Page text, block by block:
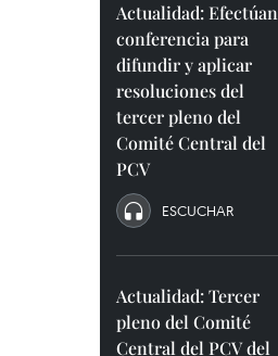
Actualidad: Efectúan
conferencia para
difundir y aplicar
resoluciones del
tercer pleno del
Comité Central del
PCV
ESCUCHAR
Actualidad: Tercer
pleno del Comité
Central del PCV del